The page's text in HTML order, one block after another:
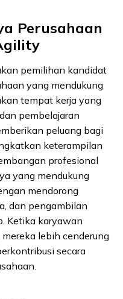
Perusahaan
pemilihan kandidat
yang mendukung
tempat kerja yang
pembelajaran
peluang bagi
keterampilan
profesional
yang mendukung
mendorong
dan pengambilan
Ketika karyawan
lebih cenderung
secara